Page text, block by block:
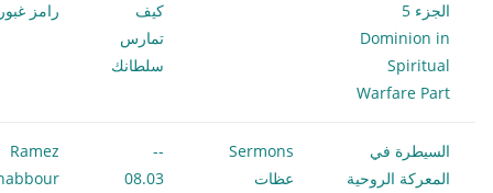
الجزء 5
Dominion in
Spiritual
Warfare Part
كيف
تمارس
سلطانك
رامز
السيطرة في
المعركة الروحية
Sermons
عظات
--
08.03
Ramez